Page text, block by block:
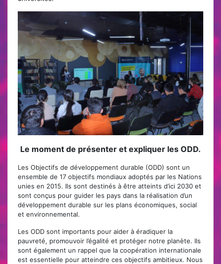
Le moment de présenter et expliquer les ODD.
Les Objectifs de développement durable (ODD) sont un
ensemble de 17 objectifs mondiaux adoptés par les Nations
unies en 2015. Ils sont destinés à être atteints d’ici 2030 et
sont conçus pour guider les pays dans la réalisation d’un
développement durable sur les plans économiques, social
et environnemental.
Les ODD sont importants pour aider à éradiquer la
pauvreté, promouvoir l’égalité et protéger notre planète. Ils
sont également un rappel que la coopération internationale
est essentielle pour atteindre ces objectifs ambitieux. Nous